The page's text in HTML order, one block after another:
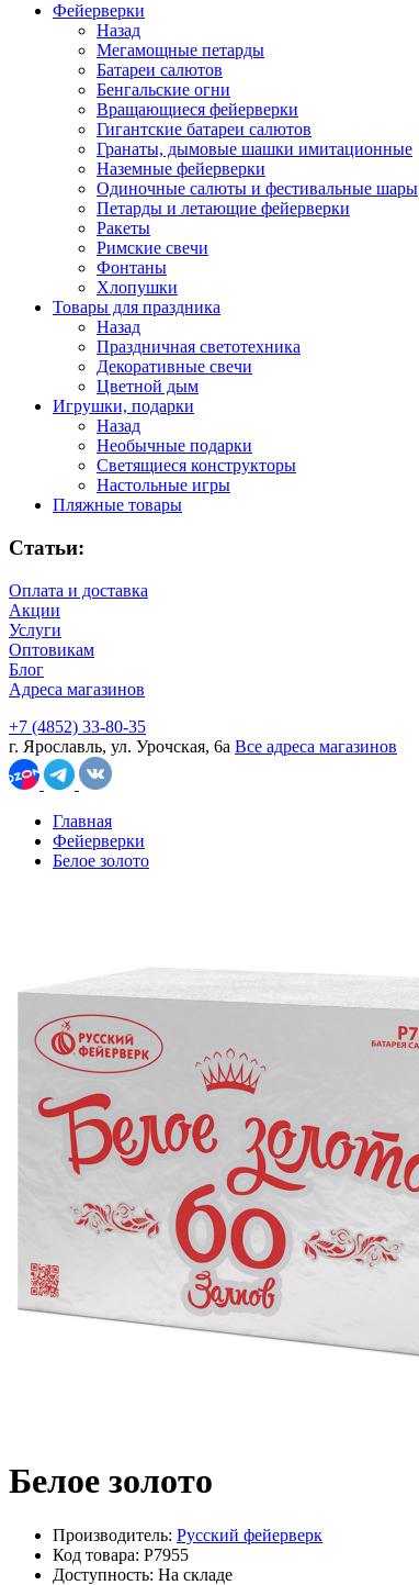
Фейерверки
Назад
Мегамощные петарды
Батареи салютов
Бенгальские огни
Вращающиеся фейерверки
Гигантские батареи салютов
Гранаты, дымовые шашки имитационные
Наземные фейерверки
Одиночные салюты и фестивальные шары
Петарды и летающие фейерверки
Ракеты
Римские свечи
Фонтаны
Хлопушки
Товары для праздника
Назад
Праздничная светотехника
Декоративные свечи
Цветной дым
Игрушки, подарки
Назад
Необычные подарки
Светящиеся конструкторы
Настольные игры
Пляжные товары
Статьи:
Оплата и доставка
Акции
Услуги
Оптовикам
Блог
Адреса магазинов
+7 (4852) 33-80-35
г. Ярославль, ул. Урочская, 6а Все адреса магазинов
Главная
Фейерверки
Белое золото
Белое золото
Производитель: Русский фейерверк
Код товара: Р7955
Доступность: На складе